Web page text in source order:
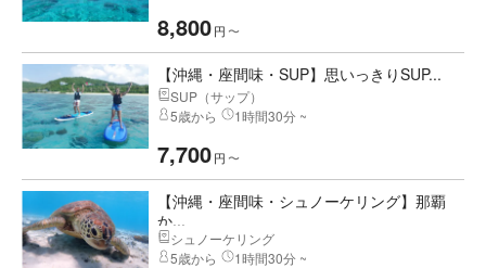
8,800円 〜
【沖縄・座間味・SUP】思いっきりSUP...
SUP（サップ）
5歳から
1時間30分 ~
7,700円 〜
【沖縄・座間味・シュノーケリング】那覇
か...
シュノーケリング
5歳から
1時間30分 ~